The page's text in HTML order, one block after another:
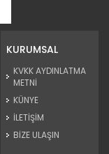
KURUMSAL
KVKK AYDINLATMA
METNİ
KÜNYE
İLETİŞİM
BİZE ULAŞIN